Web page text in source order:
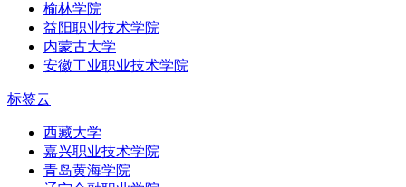
榆林学院
益阳职业技术学院
内蒙古大学
安徽工业职业技术学院
标签云
西藏大学
嘉兴职业技术学院
青岛黄海学院